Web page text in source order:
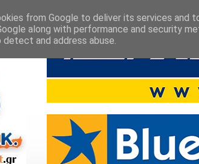
from Google to deliver its services and
along with performance and security
and address abuse.